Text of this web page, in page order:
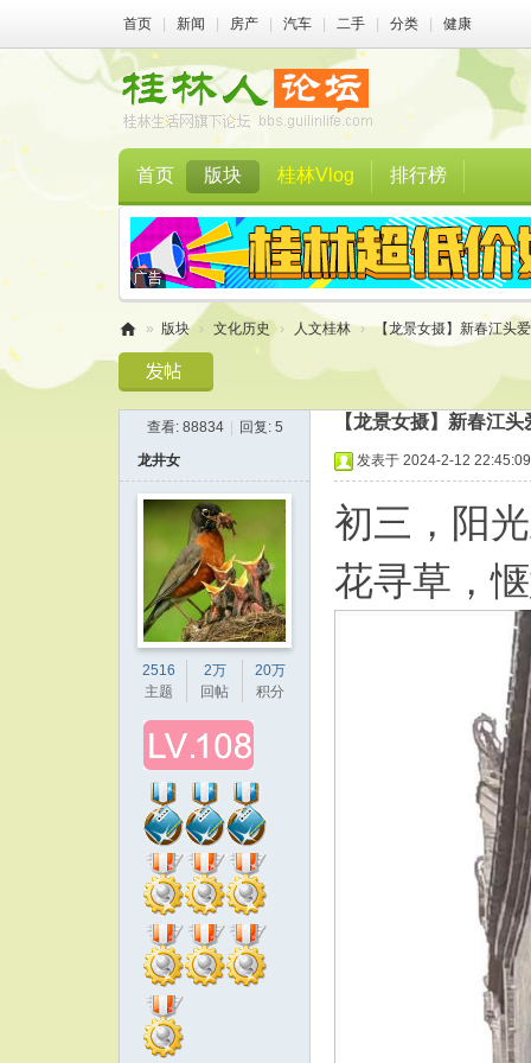
首页 新闻 房产 汽车 二手 分类 健康
首页 版块 桂林Vlog 排行榜
林
» 版块 › 文化历史 › 人文桂林 › 【龙景女摄】新春江头
查看: 88834 回复: 5 【龙景女摄】新春江头
龙井女
2516
主题
2万
回帖
20万
积分
发表于 2024-2-12 22:45:09
初三，阳
花寻草，